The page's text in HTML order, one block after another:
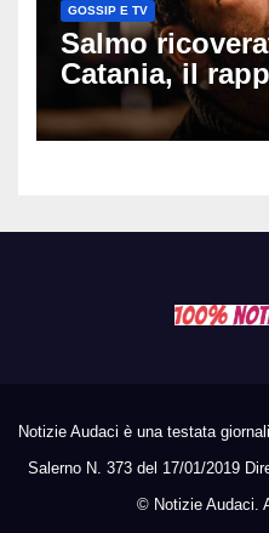
GOSSIP E TV
Salmo
Catania, il
silenzio dopo
ospedale:
Notizie Audaci è una testata
Salerno N. 373 del 17/01/2019
© Notizie Audaci.